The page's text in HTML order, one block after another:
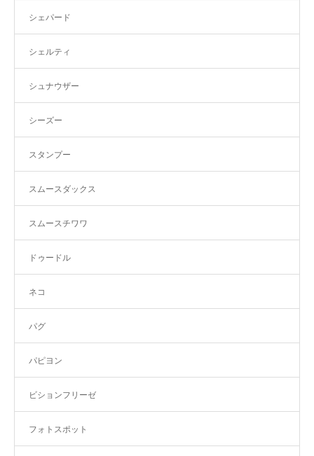
シェパード
シェルティ
シュナウザー
シーズー
スタンプー
スムースダックス
スムースチワワ
ドゥードル
ネコ
パグ
パピヨン
ビションフリーゼ
フォトスポット